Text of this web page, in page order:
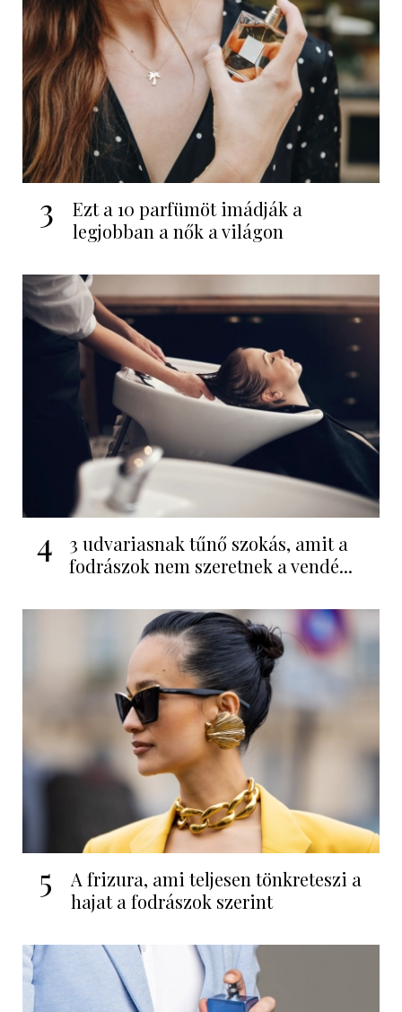
3
Ezt a 10 parfümöt imádják a
legjobban a nők a világon
4
3 udvariasnak tűnő szokás, amit a
fodrászok nem szeretnek a vendé...
5
A frizura, ami teljesen tönkreteszi a
hajat a fodrászok szerint